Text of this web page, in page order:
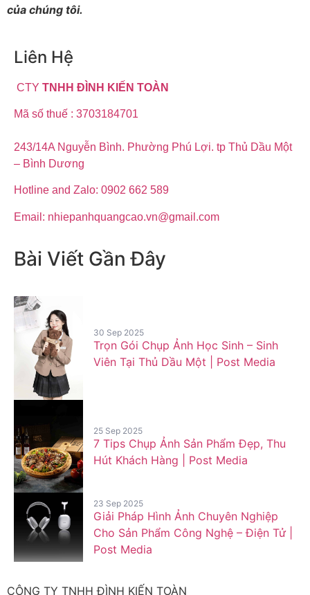
của chúng tôi.
Liên Hệ
CTY TNHH ĐÌNH KIẾN TOÀN
Mã số thuế : 3703184701
243/14A Nguyễn Bình. Phường Phú Lợi. tp Thủ Dầu Một
– Bình Dương
Hotline and Zalo: 0902 662 589
Email: nhiepanhquangcao.vn@gmail.com
Bài Viết Gần Đây
30 Sep 2025
Trọn Gói Chụp Ảnh Học Sinh – Sinh
Viên Tại Thủ Dầu Một | Post Media
25 Sep 2025
7 Tips Chụp Ảnh Sản Phẩm Đẹp, Thu
Hút Khách Hàng | Post Media
23 Sep 2025
Giải Pháp Hình Ảnh Chuyên Nghiệp
Cho Sản Phẩm Công Nghệ – Điện Tử |
Post Media
CÔNG TY TNHH ĐÌNH KIẾN TOÀN